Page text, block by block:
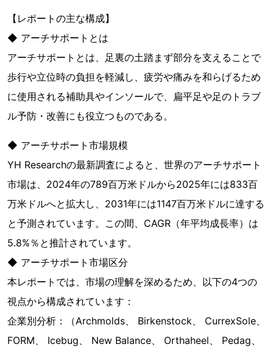
【レポートの主な構成】
◆ アーチサポートとは
アーチサポートとは、足裏の土踏まず部分を支えることで
歩行や立位時の負担を軽減し、疲労や痛みを和らげるため
に使用される補助具やインソールで、扁平足や足のトラブ
ル予防・改善にも役立つものである。
◆ アーチサポート市場規模
YH Researchの最新調査によると、世界のアーチサポート
市場は、2024年の789百万米ドルから2025年には833百
万米ドルへと拡大し、2031年には1147百万米ドルに達する
と予測されています。この間、CAGR（年平均成長率）は
5.8%％と推計されています。
◆ アーチサポート市場区分
本レポートでは、市場の理解を深めるため、以下の4つの
視点から構成されています：
企業別分析：（Archmolds、 Birkenstock、 CurrexSole、
FORM、 Icebug、 New Balance、 Orthaheel、 Pedag、